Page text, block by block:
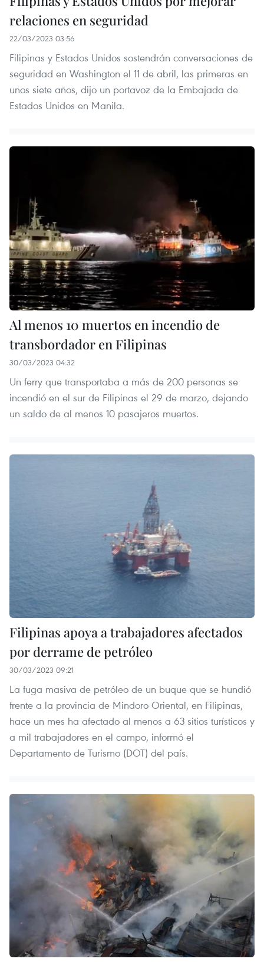
relaciones en seguridad
22/03/2023 03:56
Filipinas y Estados Unidos sostendrán conversaciones de
seguridad en Washington el 11 de abril, las primeras en
unos siete años, dijo un portavoz de la Embajada de
Estados Unidos en Manila.
Al menos 10 muertos en incendio de
transbordador en Filipinas
30/03/2023 04:32
Un ferry que transportaba a más de 200 personas se
incendió en el sur de Filipinas el 29 de marzo, dejando
un saldo de al menos 10 pasajeros muertos.
Filipinas apoya a trabajadores afectados
por derrame de petróleo
30/03/2023 09:21
La fuga masiva de petróleo de un buque que se hundió
frente a la provincia de Mindoro Oriental, en Filipinas,
hace un mes ha afectado al menos a 63 sitios turísticos y
a mil trabajadores en el campo, informó el
Departamento de Turismo (DOT) del país.